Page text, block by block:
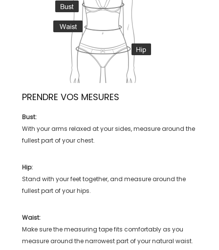
PRENDRE VOS MESURES
Bust:
With your arms relaxed at your sides, measure around the
fullest part of your chest.
Hip:
Stand with your feet together, and measure around the
fullest part of your hips.
Waist:
Make sure the measuring tape fits comfortably as you
measure around the narrowest part of your natural waist.